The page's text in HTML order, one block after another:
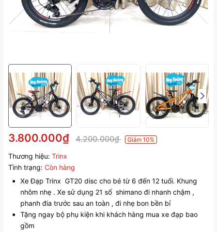
3.800.000₫ 4.200.000₫ Giảm 10%
Thương hiệu: Trinx
Tình trạng: Còn hàng
Xe Đạp Trinx GT20 disc cho bé từ 6 đến 12 tuổi. Khung
nhôm nhẹ . Xe sử dụng 21 số shimano đi nhanh chậm ,
phanh đia trước sau an toàn , đi nhẹ bon bền bỉ
Tặng ngay bộ phụ kiện khi khách hàng mua xe đạp bao
gồm